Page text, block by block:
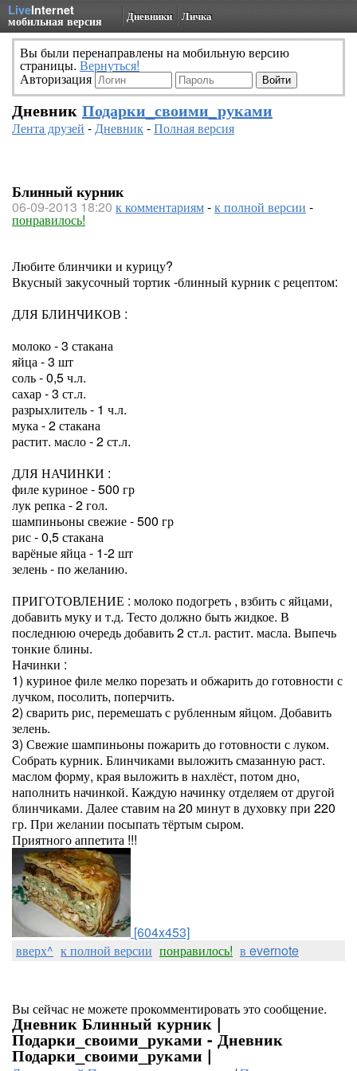
LiveInternet
мобильная версия Дневники Личка
Вы были перенаправлены на мобильную версию
страницы. Вернуться!
Авторизация
Дневник Подарки_своими_руками
Лента друзей -Дневник-Полная версия
Блинный курник
06-09-2013 18:20 к комментариям-к полной версии -
понравилось!
Любите блинчики и курицу?
Вкусный закусочный тортик -блинный курник с рецептом:
ДЛЯ БЛИНЧИКОВ :
молоко - 3 стакана
яйца - 3 шт
соль - 0,5 ч.л.
сахар - 3 ст.л.
разрыхлитель - 1 ч.л.
мука - 2 стакана
растит. масло - 2 ст.л.
ДЛЯ НАЧИНКИ :
филе куриное - 500 гр
лук репка - 2 гол.
шампиньоны свежие - 500 гр
рис - 0,5 стакана
варёные яйца - 1-2 шт
зелень - по желанию.
ПРИГОТОВЛЕНИЕ : молоко подогреть , взбить с яйцами,
добавить муку и т.д. Тесто должно быть жидкое. В
последнюю очередь добавить 2 ст.л. растит. масла. Выпечь
тонкие блины.
Начинки :
1) куриное филе мелко порезать и обжарить до готовности с
лучком, посолить, поперчить.
2) сварить рис, перемешать с рубленным яйцом. Добавить
зелень.
3) Свежие шампиньоны пожарить до готовности с луком.
Собрать курник. Блинчиками выложить смазанную раст.
маслом форму, края выложить в нахлёст, потом дно,
наполнить начинкой. Каждую начинку отделяем от другой
блинчиками. Далее ставим на 20 минут в духовку при 220
гр. При желании посыпать тёртым сыром.
Приятного аппетита !!!
[604x453]
вверх^ к полной версии понравилось! в evernote
Вы сейчас не можете прокомментировать это сообщение.
Дневник Блинный курник |
Подарки_своими_руками - Дневник
Подарки_своими_руками |